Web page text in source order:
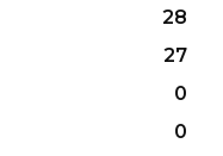
28
27
0
0